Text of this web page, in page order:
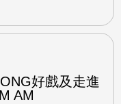
好戲及走進
AM